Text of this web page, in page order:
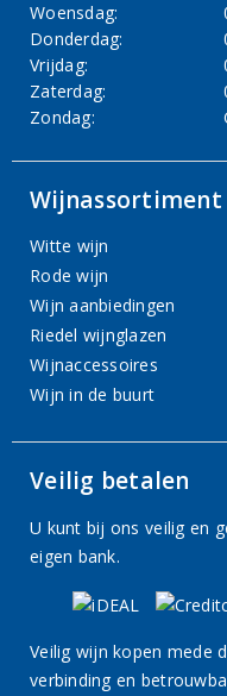
Woensdag:
Donderdag:
Vrijdag:
Zaterdag:
Zondag:
Wijnassortiment
Witte wijn
Rode wijn
Wijn aanbiedingen
Riedel wijnglazen
Wijnaccessoires
Wijn in de buurt
Veilig betalen
U kunt bij ons veilig en
eigen bank.
Veilig wijn kopen mede
verbinding en